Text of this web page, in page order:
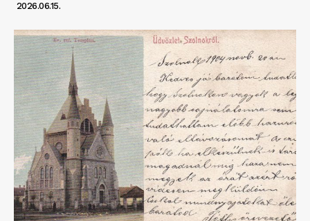
2026.06.15.